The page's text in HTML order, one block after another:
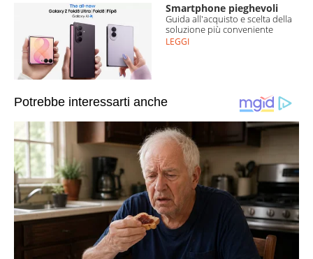
Smartphone pieghevoli
Guida all'acquisto e scelta della
soluzione più conveniente
LEGGI